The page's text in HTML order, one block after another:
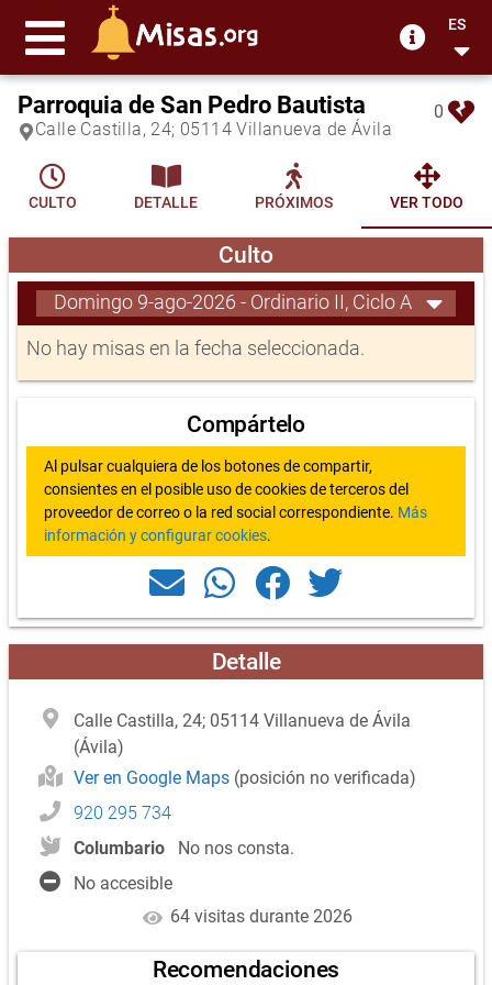
ES
Parroquia de San Pedro Bautista
Calle Castilla, 24; 05114 Villanueva de Ávila
0
CULTO DETALLE PRÓXIMOS VER TODO
Culto
Domingo 9-ago-2026 - Ordinario II, Ciclo A
No hay misas en la fecha seleccionada.
Compártelo
Al pulsar cualquiera de los botones de compartir,
consientes en el posible uso de cookies de terceros del
proveedor de correo o la red social correspondiente. Más
información y configurar cookies.
Detalle
Calle Castilla, 24; 05114 Villanueva de Ávila
(Ávila)
Ver en Google Maps (posición no verificada)
920 295 734
Columbario
No nos consta.
No accesible
64 visitas durante 2026
Recomendaciones